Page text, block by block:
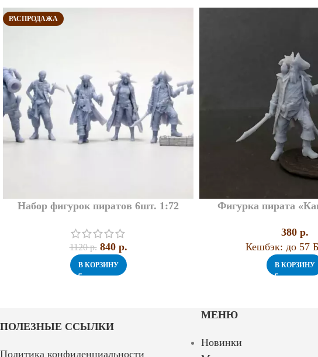
РАСПРОДАЖА
Набор фигурок пиратов 6шт. 1:72
1120p. 840 p.
В КОРЗИНУ
Фигурка пирата
380 p.
Кешбэк: до 57
В КОРЗИНУ
ПОЛЕЗНЫЕ ССЫЛКИ
Политика конфиденциальности
МЕНЮ
Новинки